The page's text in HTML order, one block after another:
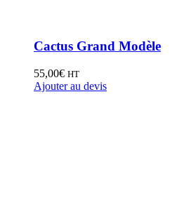
Cactus Grand Modèle
55,00€ HT
Ajouter au devis